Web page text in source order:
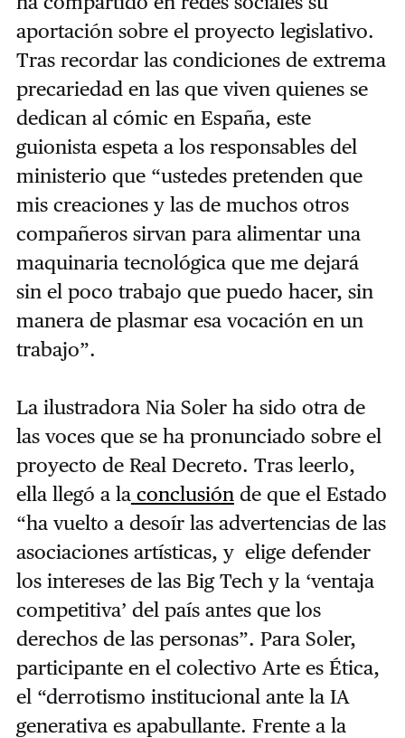
aportación sobre el proyecto legislativo.
Tras recordar las condiciones de extrema
precariedad en las que viven quienes se
dedican al cómic en España, este
guionista espeta a los responsables del
ministerio que “ustedes pretenden que
mis creaciones y las de muchos otros
compañeros sirvan para alimentar una
maquinaria tecnológica que me dejará
sin el poco trabajo que puedo hacer, sin
manera de plasmar esa vocación en un
trabajo”.
La ilustradora Nia Soler ha sido otra de
las voces que se ha pronunciado sobre el
proyecto de Real Decreto. Tras leerlo,
ella llegó a laconclusión de que el Estado
“ha vuelto a desoír las advertencias de las
asociaciones artísticas, y elige defender
los intereses de las Big Tech y la ‘ventaja
competitiva’ del país antes que los
derechos de las personas”. Para Soler,
participante en el colectivo Arte es Ética,
el “derrotismo institucional ante la IA
generativa es apabullante. Frente a la